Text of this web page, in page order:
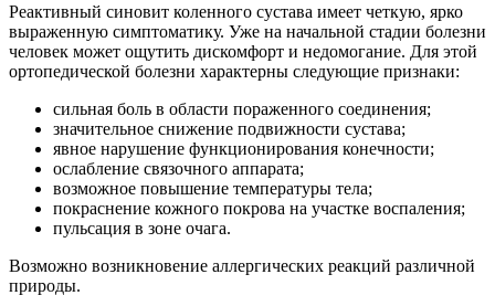
Реактивный синовит коленного сустава имеет четкую, ярко
выраженную симптоматику. Уже на начальной стадии болезни
человек может ощутить дискомфорт и недомогание. Для этой
ортопедической болезни характерны следующие признаки:
сильная боль в области пораженного соединения;
значительное снижение подвижности сустава;
явное нарушение функционирования конечности;
ослабление связочного аппарата;
возможное повышение температуры тела;
покраснение кожного покрова на участке воспаления;
пульсация в зоне очага.
Возможно возникновение аллергических реакций различной
природы.